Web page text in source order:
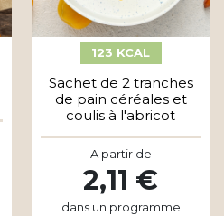
123 KCAL
Sachet de 2 tranches
de pain céréales et
coulis à l'abricot
A partir de
2,11 €
dans un programme